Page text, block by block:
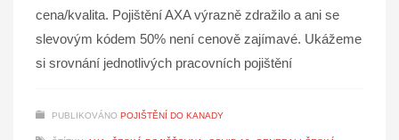
cena/kvalita. Pojištění AXA výrazně zdražilo a ani se
slevovým kódem 50% není cenově zajímavé. Ukážeme
si srovnání jednotlivých pracovních pojištění
PUBLIKOVÁNO POJIŠTĚNÍ DO KANADY